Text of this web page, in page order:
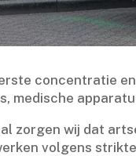
concentratie
medische
zorgen wij dat
volgens